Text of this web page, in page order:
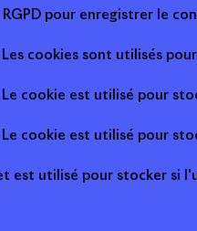
pour enregistrer le
cookies sont utilisés
cookie est utilisé pour
cookie est utilisé pour
est utilisé pour stocker si